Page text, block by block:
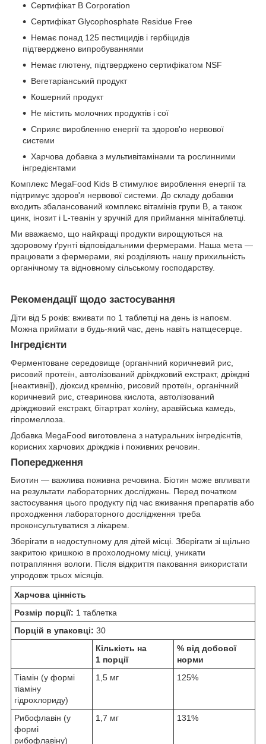
Сертифікат B Corporation
Сертифікат Glycophosphate Residue Free
Немає понад 125 пестицидів і гербіцидів
підтверджено випробуваннями
Немає глютену, підтверджено сертифікатом NSF
Вегетаріанський продукт
Кошерний продукт
Не містить молочних продуктів і сої
Сприяє виробленню енергії та здоров'ю нервової
системи
Харчова добавка з мультивітамінами та рослинними
інгредієнтами
Комплекс MegaFood Kids B стимулює вироблення енергії та
підтримує здоров'я нервової системи. До складу добавки
входить збалансований комплекс вітамінів групи B, а також
цинк, інозит і L-теанін у зручній для приймання мінітаблетці.
Ми вважаємо, що найкращі продукти вирощуються на
здоровому ґрунті відповідальними фермерами. Наша мета —
працювати з фермерами, які розділяють нашу прихильність
органічному та відновному сільському господарству.
Рекомендації щодо застосування
Діти від 5 років: вживати по 1 таблетці на день із напоєм.
Можна приймати в будь-який час, день навіть натщесерце.
Інгредієнти
Ферментоване середовище (органічний коричневий рис,
рисовий протеїн, автолізований дріжджовий екстракт, дріжджі
[неактивні]), діоксид кремнію, рисовий протеїн, органічний
коричневий рис, стеаринова кислота, автолізований
дріжджовий екстракт, бітартрат холіну, аравійська камедь,
гіпромеллоза.
Добавка MegaFood виготовлена з натуральних інгредієнтів,
корисних харчових дріжджів і поживних речовин.
Попередження
Биотин — важлива поживна речовина. Біотин може впливати
на результати лабораторних досліджень. Перед початком
застосування цього продукту під час вживання препаратів або
проходження лабораторного дослідження треба
проконсультуватися з лікарем.
Зберігати в недоступному для дітей місці. Зберігати зі щільно
закритою кришкою в прохолодному місці, уникати
потрапляння вологи. Після відкриття паковання використати
упродовж трьох місяців.
Харчова цінність
Розмір порції: 1 таблетка
Порцій в упаковці: 30
Кількість на
1 порції
% від добової
норми
Тіамін (у формі
тіаміну
гідрохлориду)
1,5 мг 125%
Рибофлавін (у
формі
рибофлавіну)
1,7 мг 131%